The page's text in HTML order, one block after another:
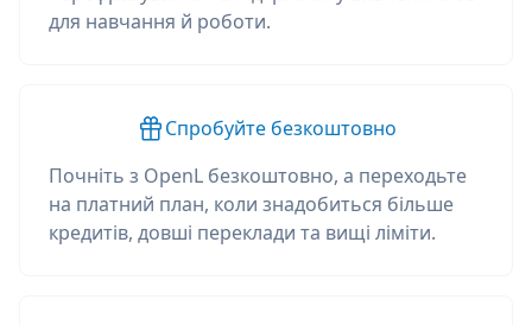
для навчання й роботи.
Спробуйте безкоштовно
Почніть з OpenL безкоштовно, а переходьте
на платний план, коли знадобиться більше
кредитів, довші переклади та вищі ліміти.